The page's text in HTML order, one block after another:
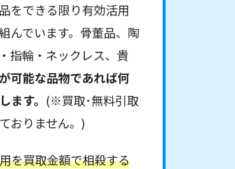
をできる限り有効活用
んでいます。骨董品、陶
指輪・ネックレス、貴
可能な品物であれば何
ます。 (※買取･無料引取
おりません。)
を買取金額で相殺する